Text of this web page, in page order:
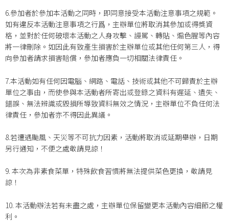
6.參加者於參加本活動之同時，即同意接受本活動注意事項之規範。
如有違反本活動注意事項之行爲，主辦單位將取消其參加或得獎資
格，並對於任何破壞本活動之人身攻擊、謾駡、轉貼、煽色腥等內容
將一律刪除。如因此有致產生損害於主辦單位或其他任何第三人，得
向參加者請求損害賠償，參加者應負一切相關法律責任。
7.本活動如有任何因電腦、網路、電話、技術或其他不可歸責於主辦
單位之事由，而使參與本活動者所寄出或登錄之資料有遲延、遺失、
錯誤、無法辨識或毀損所導致資料無效之情況，主辦單位不負任何法
律責任，參加者亦不得因此異議。
8.若遭遇颱風、天災等不可抗力因素，活動將取消或延期舉辦，日期
另行通知，不便之處敬請見諒！
9. 本次為非素食菜單，特殊飲食習慣將無法提供菜色更換，敬請見
諒！
10. 本活動辦法若有未盡之處，主辦單位保留變更本活動內容細節之權
利。